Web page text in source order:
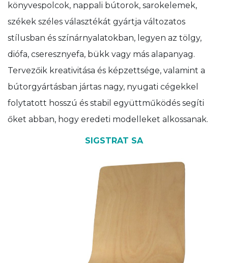
könyvespolcok, nappali bútorok, sarokelemek,
székek széles választékát gyártja változatos
stílusban és színárnyalatokban, legyen az tölgy,
diófa, cseresznyefa, bükk vagy más alapanyag.
Tervezőik kreativitása és képzettsége, valamint a
bútorgyártásban jártas nagy, nyugati cégekkel
folytatott hosszú és stabil együttműködés segíti
őket abban, hogy eredeti modelleket alkossanak.
SIGSTRAT SA